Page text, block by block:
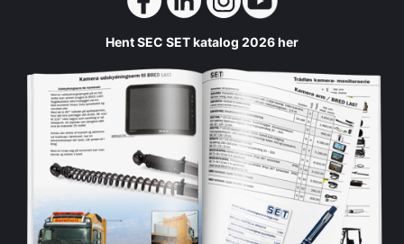
Hent SEC SET katalog 2026 her